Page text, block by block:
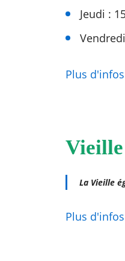
Jeudi :
Plus
La Vieille
Plus